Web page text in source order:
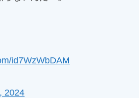
id7WzWbDAM
2024